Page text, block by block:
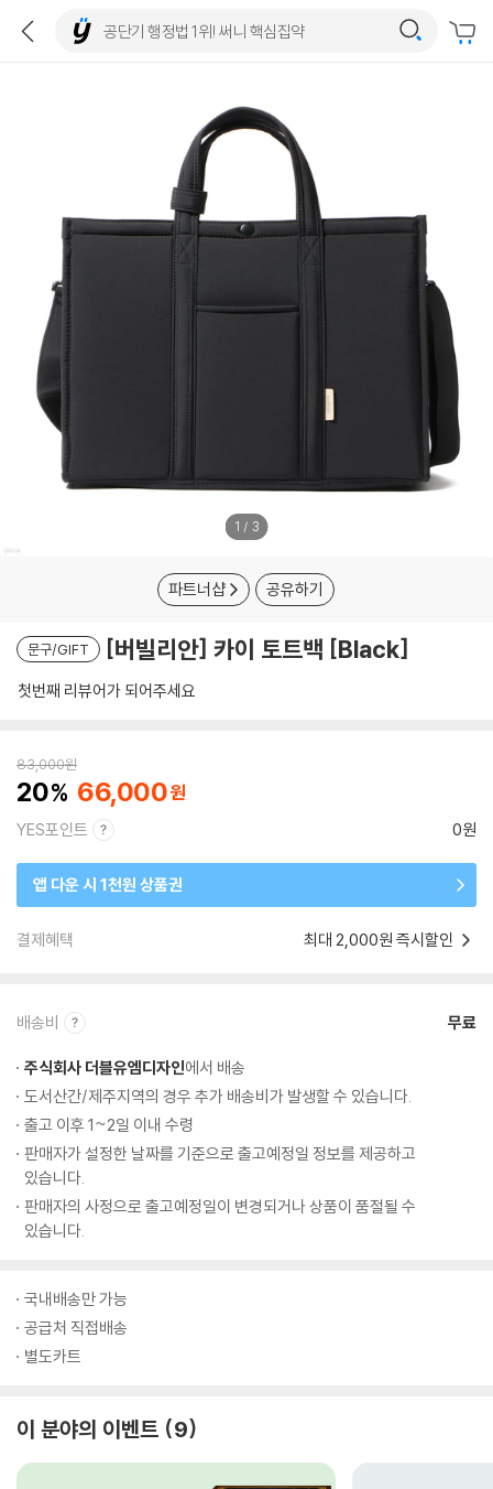
1 / 3
파트너샵 공유하기
문구/GIFT [버빌리안] 카이 토트백 [Black]
첫번째 리뷰어가 되어주세요
83,000원
20 66,000
YES포인트 0원
앱 다운 시 1천원 상품권
결제혜택 최대 2,000원 즉시할인
배송비 무료
주식회사 더블유엠디자인에서 배송
도서산간/제주지역의 경우 추가 배송비가 발생할 수 있습니다.
출고 이후 1~2일 이내 수령
판매자가 설정한 날짜를 기준으로 출고예정일 정보를 제공하고
있습니다.
판매자의 사정으로 출고예정일이 변경되거나 상품이 품절될 수
있습니다.
국내배송만 가능
공급처 직접배송
별도카트
이 분야의 이벤트 9